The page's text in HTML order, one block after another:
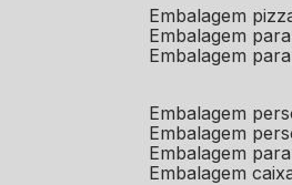
embalagem
embalagem
embalagem
embalagem
embalagem
embalagem
embalagem